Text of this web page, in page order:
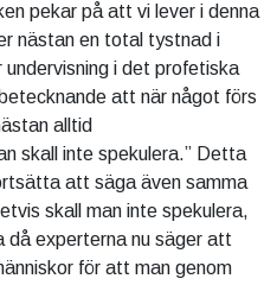
pekar på att vi lever i denna
nästan en total tystnad i
i det profetiska
att när något förs
alltid
skall inte spekulera.” Detta
att säga även samma
skall man inte spekulera,
då experterna nu säger att
för att man genom